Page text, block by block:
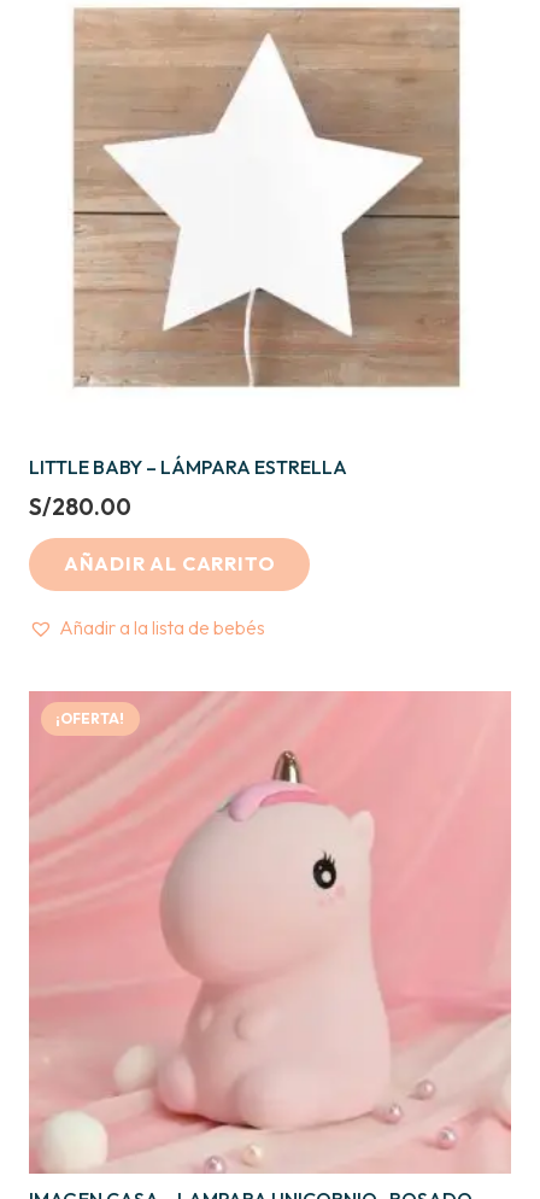
LITTLE BABY – LÁMPARA ESTRELLA
S/280.00
AÑADIR AL CARRITO
Añadir a la lista de bebés
¡OFERTA!